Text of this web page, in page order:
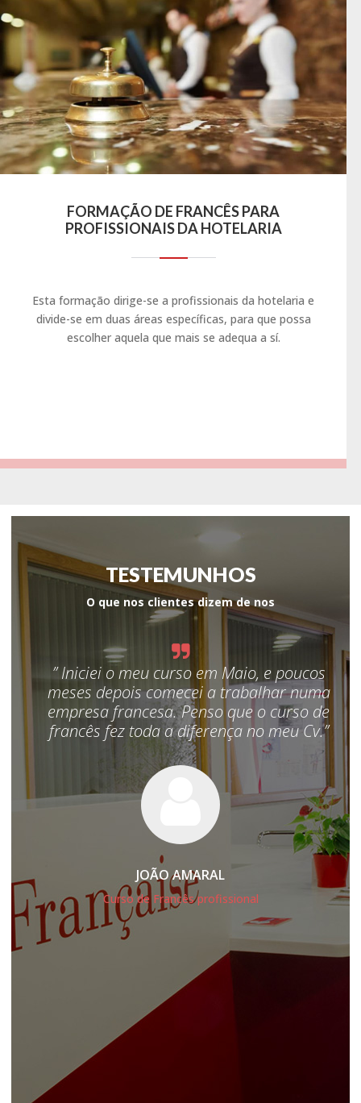
FORMAÇÃO DE FRANCÊS PARA
PROFISSIONAIS DA HOTELARIA
Esta formação dirige-se a profissionais da hotelaria e
divide-se em duas áreas específicas, para que possa
escolher aquela que mais se adequa a sí.
TESTEMUNHOS
O que nos clientes dizem de nos
” Iniciei o meu curso em Maio, e poucos
meses depois comecei a trabalhar numa
empresa francesa. Penso que o curso de
francês fez toda a diferença no meu Cv.”
JOÃO AMARAL
Curso de Francês profissional